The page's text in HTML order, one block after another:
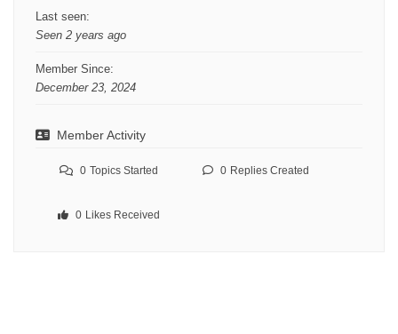
Last seen:
Seen 2 years ago
Member Since:
December 23, 2024
Member Activity
0 Topics Started 0 Replies Created
0 Likes Received